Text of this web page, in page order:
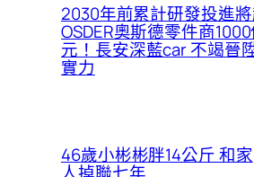
2030年前累計研發投進
OSDER奧斯德零件商
元！長安深藍car 不竭晉
實力
46歲小彬彬胖14公斤 和家
人掉聯七年